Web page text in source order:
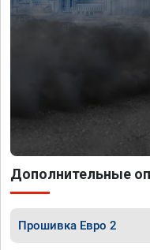
Дополнительные
Прошивка Евро 2